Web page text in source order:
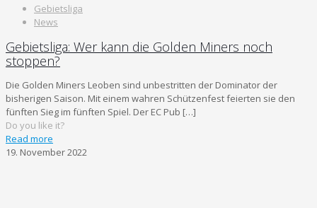
Gebietsliga
News
Gebietsliga: Wer kann die Golden Miners noch
stoppen?
Die Golden Miners Leoben sind unbestritten der Dominator der
bisherigen Saison. Mit einem wahren Schützenfest feierten sie den
fünften Sieg im fünften Spiel. Der EC Pub […]
Do you like it?
Read more
19. November 2022